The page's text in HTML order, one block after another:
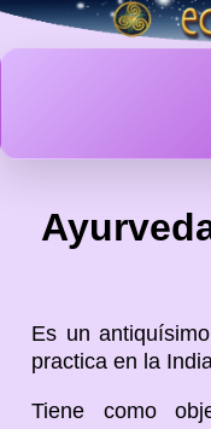
Es un
practica en la
Tiene como